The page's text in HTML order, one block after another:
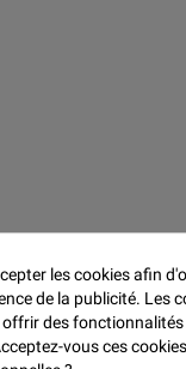
les cookies afin
de la publicité. Les
des
vous ces